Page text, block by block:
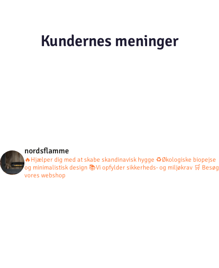
Kundernes meninger
nordsflamme
🔥Hjælper dig med at skabe skandinavisk hygge ♻️Økologiske biopejse
og minimalistisk design 📚Vi opfylder sikkerheds- og miljøkrav 🛒 Besøg
vores webshop